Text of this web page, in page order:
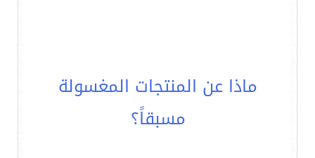
ماذا عن المنتجات المغسولة
مسبقاً؟